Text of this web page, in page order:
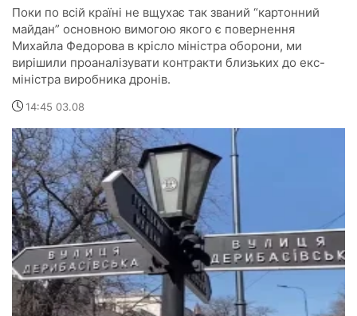
Поки по всій країні не вщухає так званий “картонний
майдан” основною вимогою якого є повернення
Михайла Федорова в крісло міністра оборони, ми
вирішили проаналізувати контракти близьких до екс-
міністра виробника дронів.
14:45 03.08